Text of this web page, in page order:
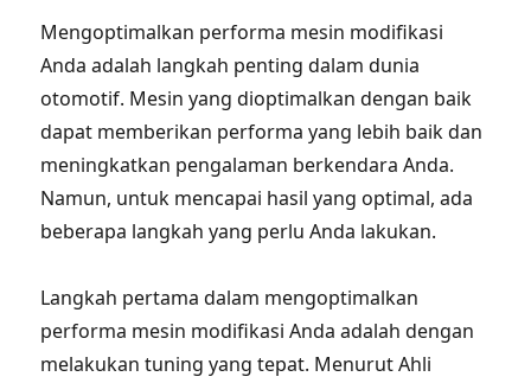
Mengoptimalkan performa mesin modifikasi
Anda adalah langkah penting dalam dunia
otomotif. Mesin yang dioptimalkan dengan baik
dapat memberikan performa yang lebih baik dan
meningkatkan pengalaman berkendara Anda.
Namun, untuk mencapai hasil yang optimal, ada
beberapa langkah yang perlu Anda lakukan.
Langkah pertama dalam mengoptimalkan
performa mesin modifikasi Anda adalah dengan
melakukan tuning yang tepat. Menurut Ahli